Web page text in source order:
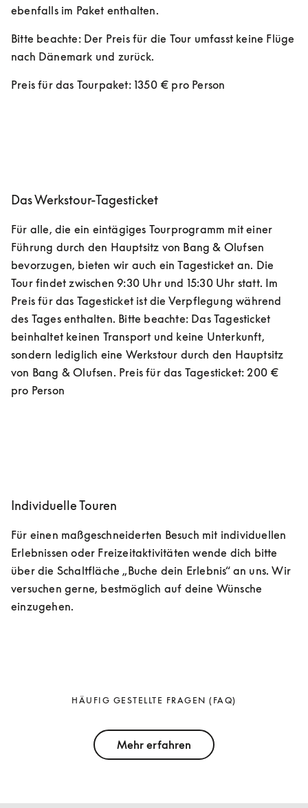
ebenfalls im Paket enthalten.
Bitte beachte: Der Preis für die Tour umfasst keine Flüge
nach Dänemark und zurück.
Preis für das Tourpaket: 1350 € pro Person
Das Werkstour-Tagesticket
Für alle, die ein eintägiges Tourprogramm mit einer
Führung durch den Hauptsitz von Bang & Olufsen
bevorzugen, bieten wir auch ein Tagesticket an. Die
Tour findet zwischen 9:30 Uhr und 15:30 Uhr statt. Im
Preis für das Tagesticket ist die Verpflegung während
des Tages enthalten. Bitte beachte: Das Tagesticket
beinhaltet keinen Transport und keine Unterkunft,
sondern lediglich eine Werkstour durch den Hauptsitz
von Bang & Olufsen. Preis für das Tagesticket: 200 €
pro Person
Individuelle Touren
Für einen maßgeschneiderten Besuch mit individuellen
Erlebnissen oder Freizeitaktivitäten wende dich bitte
über die Schaltfläche „Buche dein Erlebnis“ an uns. Wir
versuchen gerne, bestmöglich auf deine Wünsche
einzugehen.
HÄUFIG GESTELLTE FRAGEN (FAQ)
Mehr erfahren